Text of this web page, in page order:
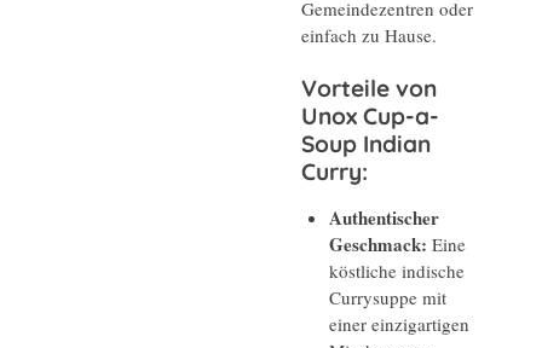
Gemeindezentren oder
einfach zu Hause.
Vorteile von
Unox Cup-a-
Soup Indian
Curry:
Authentischer
Geschmack: Eine
köstliche indische
Currysuppe mit
einer einzigartigen